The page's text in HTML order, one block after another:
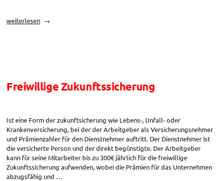
„Staatlich
weiterlesen
Freiwillige Zukunftssicherung
Ist eine Form der zukunftsicherung wie Lebens-, Unfall- oder
Krankenversicherung, bei der der Arbeitgeber als Versicherungsnehmer
und Prämienzahler für den Dienstnehmer auftritt. Der Dienstnehmer ist
die versicherte Person und der direkt begünstigte. Der Arbeitgeber
kann für seine Mitarbeiter bis zu 300€ jährlich für die freiwillige
Zukunftssicherung aufwenden, wobei die Prämien für das Unternehmen
abzugsfähig und …